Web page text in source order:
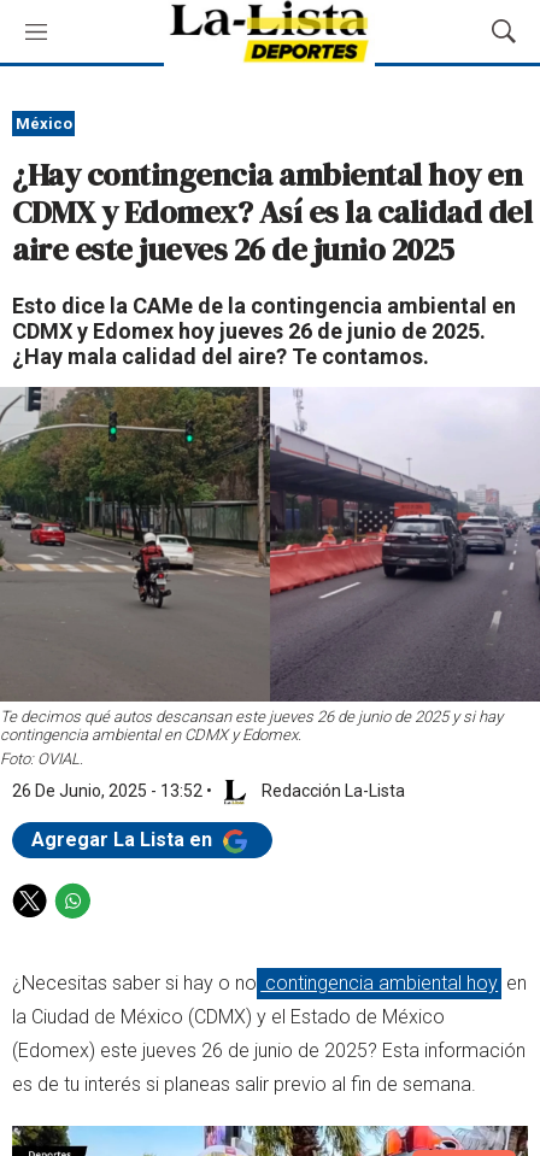
M
e
ú
M
o
a
r
B
q
u
México
¿Hay contingencia ambiental hoy en
CDMX y Edomex? Así es la calidad del
aire este jueves 26 de junio 2025
Esto dice la CAMe de la contingencia ambiental en
CDMX y Edomex hoy jueves 26 de junio de 2025.
¿Hay mala calidad del aire? Te contamos.
Te decimos qué autos descansan este jueves 26 de junio de 2025 y si hay
contingencia ambiental en CDMX y Edomex.
Foto: OVIAL.
26 De Junio, 2025 - 13:52 • Redacción La-Lista
Agregar La Lista en
T
t
t
e
r
W
t
s
p
p
¿Necesitas saber si hay o no contingencia ambiental hoy en
la Ciudad de México (CDMX) y el Estado de México
(Edomex) este jueves 26 de junio de 2025? Esta información
es de tu interés si planeas salir previo al fin de semana.